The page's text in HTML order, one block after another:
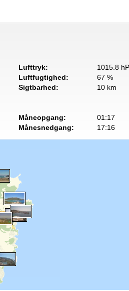
Lufttryk:
1015.8
Luftfugtighed:
67 %
Sigtbarhed:
10 km
Måneopgang:
01:17
Månesnedgang:
17:16